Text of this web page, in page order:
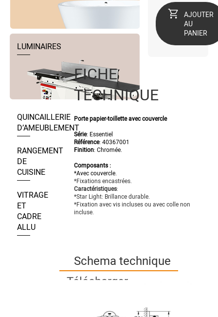
LUMINAIRES
QUINCAILLERIE
D’AMEUBLEMENT
RANGEMENT
DE
CUISINE
VITRAGE
ET
CADRE
ALLU
AJOUTER
AU
PANIER
FICHE
TECHNIQUE
Porte papier-toillette avec couvercle
Série: Essentiel
Référence: 40367001
Finition: Chromée.
Composants :
*Avec couvercle.
*Fixations encastrées.
Caractéristiques:
*Star Light: Brillance durable.
*Fixation avec vis incluses ou avec colle non
incluse.
Schema technique
Télécharger